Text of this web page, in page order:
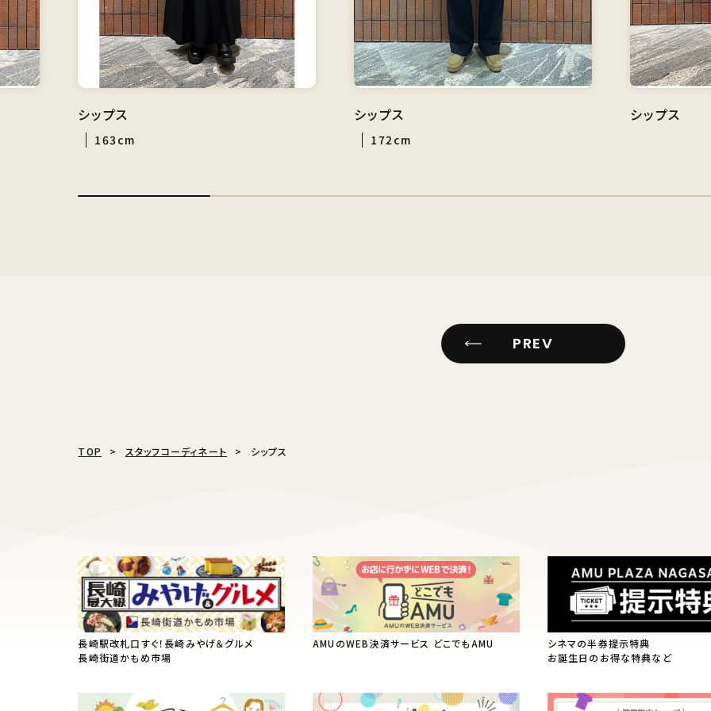
シップス
163cm
シップス
172cm
シップス
PREV
TOP スタッフコーディネート シップス
長崎駅改札口すぐ！長崎みやげ＆グルメ
長崎街道かもめ市場
AMUのWEB決済サービス どこでもAMU
シネマの半券提示特典
お誕生日のお得な特典など